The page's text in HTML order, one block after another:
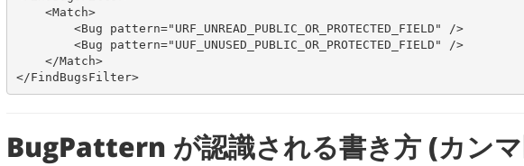
<Match>
<Bug
pattern="URF_UNREAD_PUBLIC_OR_PROTECTED_FIELD"
/>
<Bug
pattern="UUF_UNUSED_PUBLIC_OR_PROTECTED_FIELD"
/>
</Match>
</FindBugsFilter>
BugPattern が認識される書き方 (カン